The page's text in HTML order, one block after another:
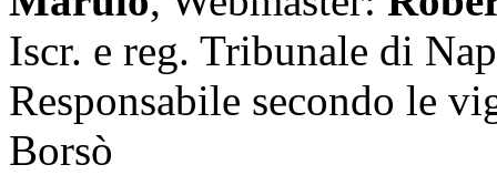
Iscr. e reg. Tribunale di
Responsabile secondo le
Borsò